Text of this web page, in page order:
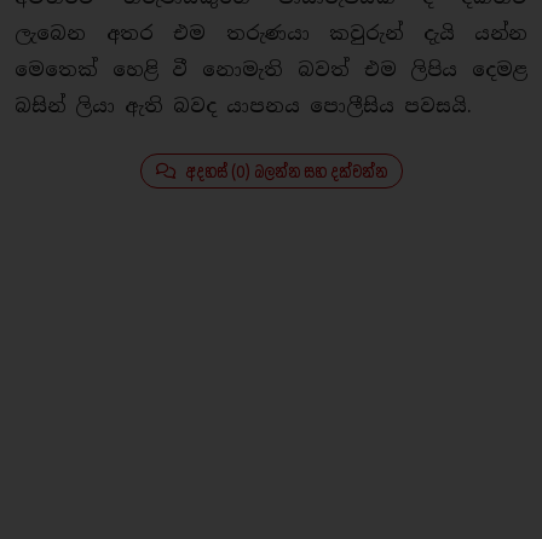
ලැබෙන අතර එම තරුණයා කවුරුන් දැයි යන්න
මෙතෙක් හෙළි වී නොමැති බවත් එම ලිපිය දෙමළ
බසින් ලියා ඇති බවද යාපනය පොලීසිය පවසයි.
අදහස් (0) බලන්න සහ දක්වන්න